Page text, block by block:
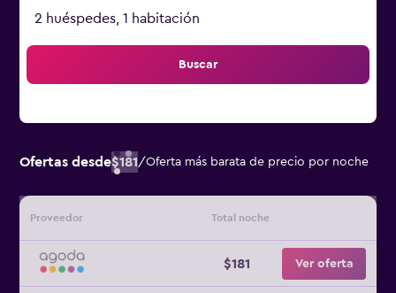
2 huéspedes, 1 habitación
Buscar
Ofertas desde$181/Oferta más barata de precio por noche
Proveedor Total noche
$181 Ver oferta